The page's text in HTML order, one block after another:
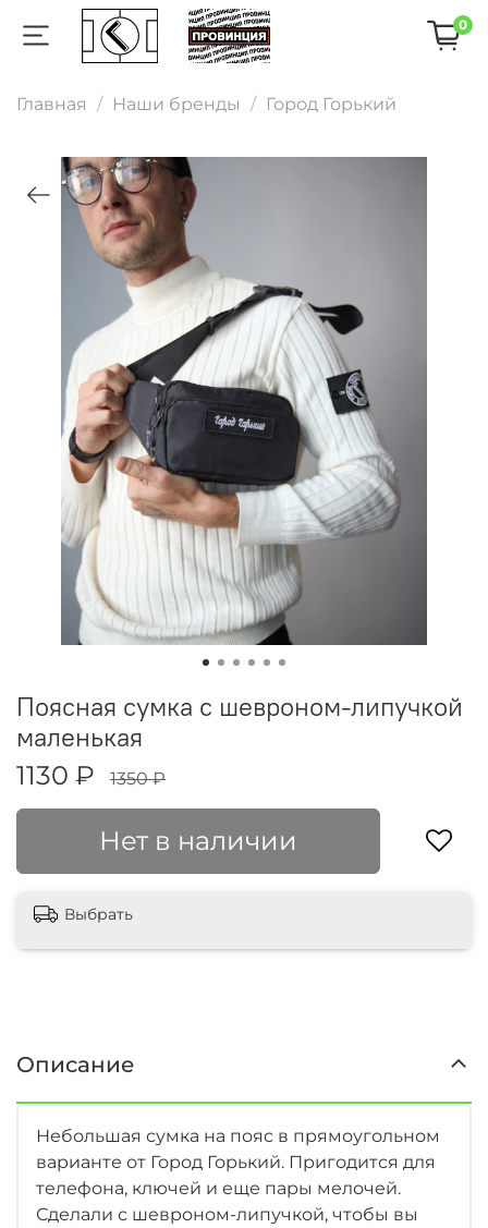
0
Главная Наши бренды Город Горький
Поясная сумка с шевроном-липучкой
маленькая
1130 ₽ 1350 ₽
Нет в наличии
Выбрать
Описание
Небольшая сумка на пояс в прямоугольном
варианте от Город Горький. Пригодится для
телефона, ключей и еще пары мелочей.
Сделали с шевроном-липучкой, чтобы вы